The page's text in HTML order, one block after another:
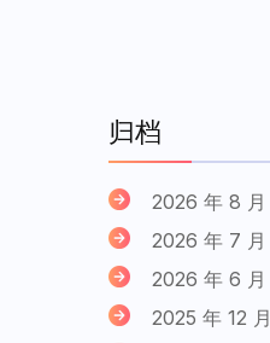
归档
2026 年 8 月
2026 年 7 月
2026 年 6 月
2025 年 12 月